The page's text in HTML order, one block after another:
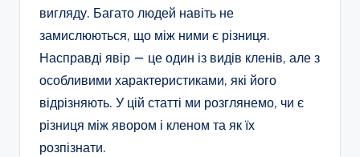
вигляду. Багато людей навіть не
замислюються, що між ними є різниця.
Насправді явір — це один із видів кленів, але з
особливими характеристиками, які його
відрізняють. У цій статті ми розглянемо, чи є
різниця між явором і кленом та як їх
розпізнати.